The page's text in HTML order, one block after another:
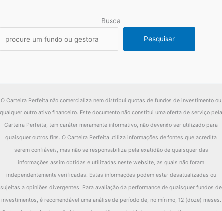
diferença 8.72%
diferença 11.53%
2016 Ibov 43.56%
diferença -2.05%
2015
Fundo -5.89%
Ibov -16.47%
Busca
Pesquisar
O Carteira Perfeita não comercializa nem distribui quotas de fundos de investimento ou
qualquer outro ativo financeiro. Este documento não constitui uma oferta de serviço pela
Carteira Perfeita, tem caráter meramente informativo, não devendo ser utilizado para
quaisquer outros fins. O Carteira Perfeita utiliza informações de fontes que acredita
serem confiáveis, mas não se responsabiliza pela exatidão de quaisquer das
informações assim obtidas e utilizadas neste website, as quais não foram
independentemente verificadas. Estas informações podem estar desatualizadas ou
sujeitas a opiniões divergentes. Para avaliação da performance de quaisquer fundos de
investimentos, é recomendável uma análise de período de, no mínimo, 12 (doze) meses.